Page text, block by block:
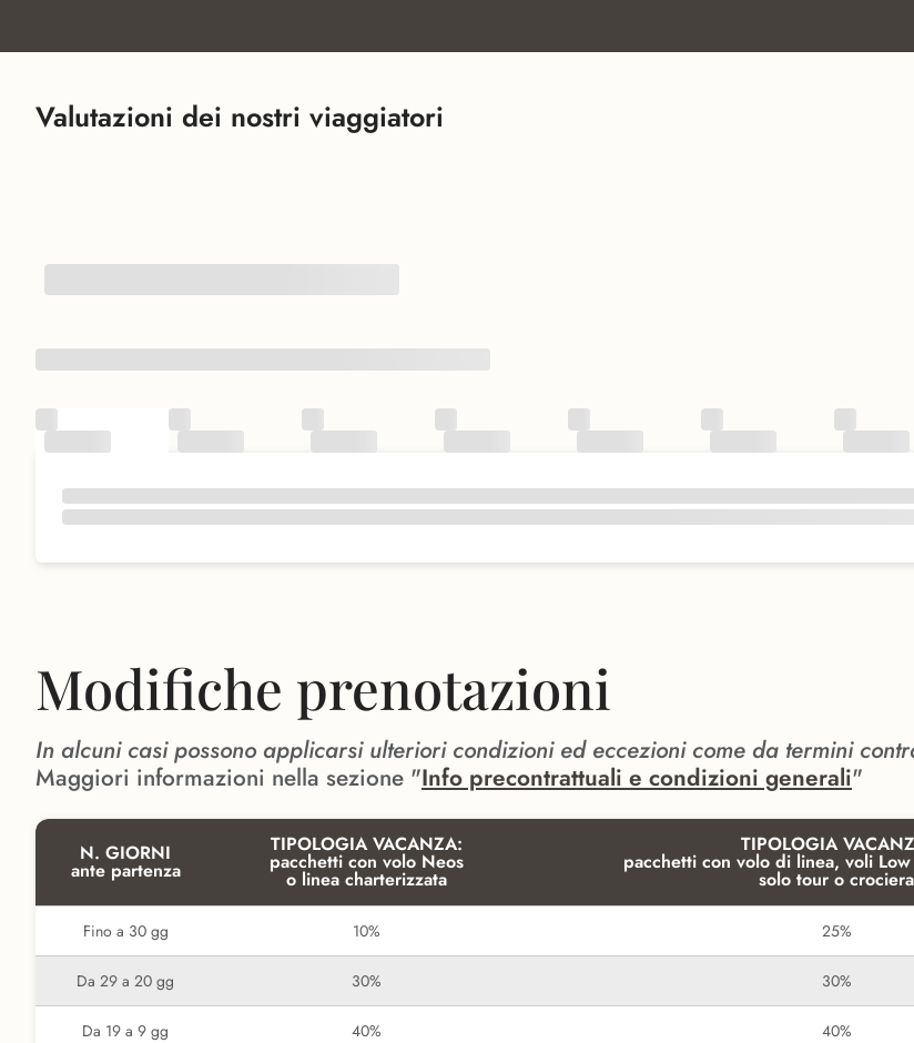
Valutazioni dei nostri viaggiatori
Modifiche prenotazioni
In alcuni casi possono applicarsi ulteriori condizioni ed eccezioni come da termini
Maggiori informazioni nella sezione "Info precontrattuali e condizioni generali"
N. GIORNI
ante partenza
TIPOLOGIA VACANZA:
pacchetti con volo Neos
o linea charterizzata
TIPOLOGIA
pacchetti con volo di linea, voli
solo tour o crociera
Fino a 30 gg 10% 25%
Da 29 a 20 gg 30% 30%
Da 19 a 9 gg 40% 40%